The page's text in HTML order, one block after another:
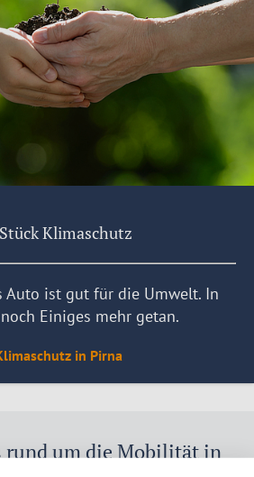
Klimaschutz
Auto ist gut für die Umwelt. In
Einiges mehr getan.
in Pirna
rund um die Mobilität in